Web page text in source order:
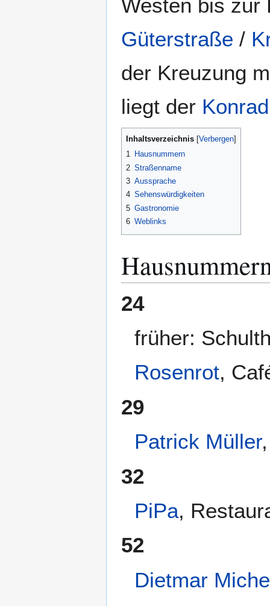
Westen bis zur
Güterstraße /
der Kreuzung
liegt der
Inhaltsverzeichnis
1 Hausnummern
2 Straßenname
3 Aussprache
4 Sehenswürdigkeiten
5 Gastronomie
6 Weblinks
24
früher:
Rosenrot,
29
Patrick Müller
32
PiPa,
52
Dietmar